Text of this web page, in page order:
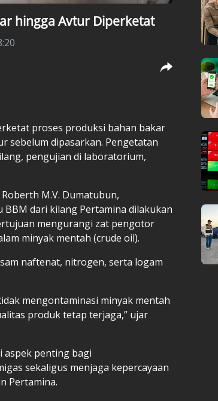
hingga Avtur Diperketat
proses produksi bahan bakar
sebelum dipasarkan. Pengetatan
pengujian di laboratorium,
M.V. Dumatubun,
BBM dari kilang Pertamina dilakukan
mengurangi zat pengotor
minyak mentah (crude oil).
naftenat, nitrogen, serta logam
mengontaminasi minyak mentah
produk tetap terjaga,” ujar
aspek penting bagi
sekaligus menjaga kepercayaan
Pertamina.